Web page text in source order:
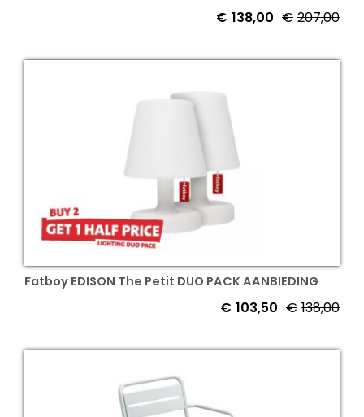
€ 207,00
€ 138,00
is:
Fatboy EDISON The Petit DUO PACK AANBIEDING
€ 138,00
€ 103,50
is: